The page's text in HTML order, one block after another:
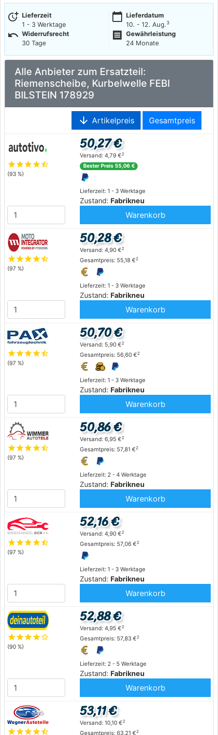
more_time Lieferzeit
1 - 3 Werktage
calendar_today Lieferdatum
10. - 12. Aug.3
undo Widerrufsrecht
30 Tage
receipt
Gewährleistung
24 Monate
Alle Anbieter zum Ersatzteil:
Riemenscheibe, Kurbelwelle FEBI
BILSTEIN 178929
arrow_downward Artikelpreis Gesamtpreis
starstarstarstarstar_half
(93 %)
Lieferzeit: 1 - 3 Werktage
Zustand: Fabrikneu
50,27 €
Versand: 4,79 €2
Bester Preis 55,06 €
Warenkorb
starstarstarstarstar_half
(97 %)
Lieferzeit: 1 - 3 Werktage
Zustand: Fabrikneu
50,28 €
Versand: 4,90 €2
Gesamtpreis: 55,18 €2
Warenkorb
starstarstarstarstar_half
(97 %)
Lieferzeit: 1 - 3 Werktage
Zustand: Fabrikneu
50,70 €
Versand: 5,90 €2
Gesamtpreis: 56,60 €2
Warenkorb
starstarstarstarstar_half
(97 %)
Lieferzeit: 2 - 4 Werktage
Zustand: Fabrikneu
50,86 €
Versand: 6,95 €2
Gesamtpreis: 57,81 €2
Warenkorb
starstarstarstarstar_half
(97 %)
Lieferzeit: 1 - 3 Werktage
Zustand: Fabrikneu
52,16 €
Versand: 4,90 €2
Gesamtpreis: 57,06 €2
Warenkorb
starstarstarstarstar_outline
(90 %)
Lieferzeit: 2 - 5 Werktage
Zustand: Fabrikneu
52,88 €
Versand: 4,95 €2
Gesamtpreis: 57,83 €2
Warenkorb
starstarstarstarstar_half
53,11 €
Versand: 10,10 €2
Gesamtpreis: 63,21 €2